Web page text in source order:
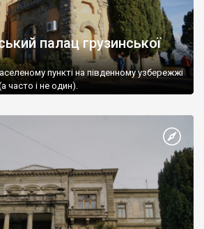
палац грузинської
пункті на південному узбережжі
часто і не один).